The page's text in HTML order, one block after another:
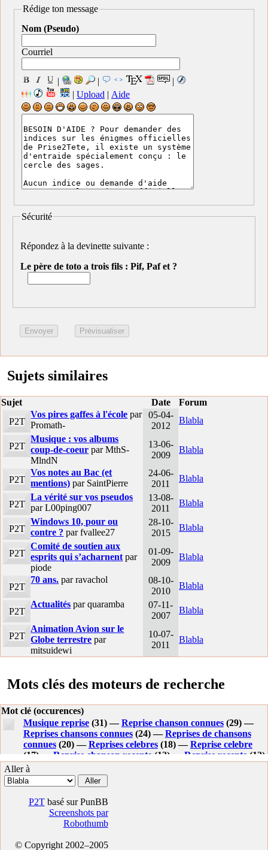
Rédige ton message
Nom (Pseudo)
Courriel
| |
|
| Upload | Aide
Sécurité
Répondez à la devinette suivante :
Le père de toto a trois fils : Pif, Paf et ?
Sujets similaires
Sujet Date
Forum
P2T
Vos pires gaffes à l'école par
Promath-
05-04-
2012
Blabla
P2T
Musique : vos albums
coup-de-coeur par MthS-
MlndN
13-06-
2009
Blabla
P2T
Vos notes au Bac (et
mentions) par SaintPierre
24-06-
2011
Blabla
P2T
La vérité sur vos pseudos
par L00ping007
13-08-
2011
Blabla
P2T
Windows 10, pour ou
contre ? par fvallee27
28-10-
2015
Blabla
P2T
Comité de soutien aux
esprits qui s’acharnent par
piode
01-09-
2009
Blabla
P2T
70 ans. par ravachol
08-10-
2010
Blabla
P2T
Actualités par quaramba
07-11-
2007
Blabla
P2T
Animation Avion sur le
Globe terrestre par
mitsuidewi
10-07-
2011
Blabla
Mots clés des moteurs de recherche
Mot clé (occurences)
Musique reprise(31) —Reprise chanson connues(29) —
Reprises chansons connues(24) —Reprises de chansons
connues(20) —Reprises celebres(18) —Reprise celebre
(17) — Reprise chanson recente (12) — Reprise recente (12)
—
Reprise recente chanson
(8) —Reprises de chansons celebres
chansons recentes(8) —
Reprise chanson connue
Reprise chanson celebre
musique connues(7) —
Reprise d elvis presley
Aller à
P2Tbasé sur PunBB
Screenshots par
Robothumb
© Copyright 2002–2005